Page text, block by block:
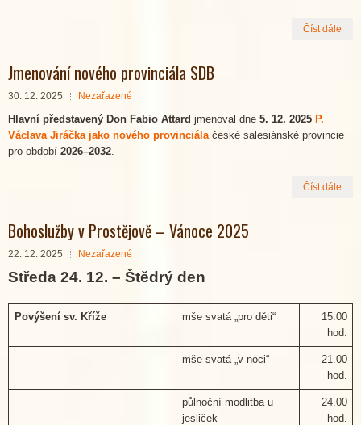
Číst dále
Jmenování nového provinciála SDB
30. 12. 2025 Nezařazené
Hlavní představený Don Fabio Attard jmenoval dne 5. 12. 2025 P.
Václava Jiráčka jako nového provinciála české salesiánské provincie
pro období 2026–2032
Číst dále
Bohoslužby v Prostějově – Vánoce 2025
22. 12. 2025 Nezařazené
Středa 24. 12. – Štědrý den
Povýšení sv. Kříže mše svatá „pro děti“
15.00
hod.
mše svatá „v noci“
21.00
hod.
půlnoční modlitba u
jesliček
24.00
hod.